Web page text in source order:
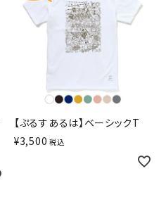
【ぷるすあるは】ベーシックT
¥3,500 税込